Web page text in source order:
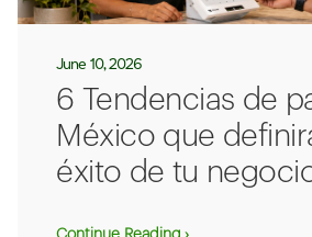
June 10, 2026
6 Tendencias de
México que
éxito de tu